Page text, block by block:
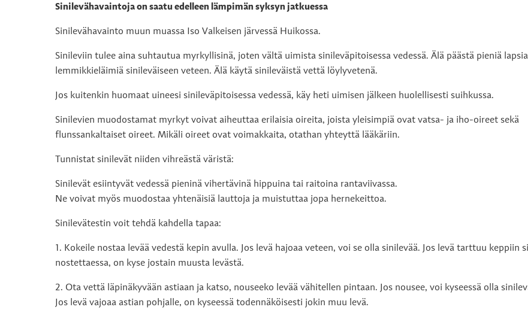
Sinilevähavaintoja on saatu edelleen lämpimän syksyn jatkuessa
Sinilevähavainto muun muassa Iso Valkeisen järvessä Huikossa.
Sinileviin tulee aina suhtautua myrkyllisinä, joten vältä uimista sinileväpitoisessa vedessä. Älä päästä pieniä
lemmikkieläimiä sinileväiseen veteen. Älä käytä sinileväistä vettä löylyvetenä.
Jos kuitenkin huomaat uineesi sinileväpitoisessa vedessä, käy heti uimisen jälkeen huolellisesti suihkussa.
Sinilevien muodostamat myrkyt voivat aiheuttaa erilaisia oireita, joista yleisimpiä ovat vatsa- ja iho-oireet sekä
flunssankaltaiset oireet. Mikäli oireet ovat voimakkaita, otathan yhteyttä lääkäriin.
Tunnistat sinilevät niiden vihreästä väristä:
Sinilevät esiintyvät vedessä pieninä vihertävinä hippuina tai raitoina rantaviivassa.
Ne voivat myös muodostaa yhtenäisiä lauttoja ja muistuttaa jopa hernekeittoa.
Sinilevätestin voit tehdä kahdella tapaa:
1. Kokeile nostaa levää vedestä kepin avulla. Jos levä hajoaa veteen, voi se olla sinilevää. Jos levä tarttuu keppiin
nostettaessa, on kyse jostain muusta levästä.
2. Ota vettä läpinäkyvään astiaan ja katso, nouseeko levää vähitellen pintaan. Jos nousee, voi kyseessä olla
Jos levä vajoaa astian pohjalle, on kyseessä todennäköisesti jokin muu levä.